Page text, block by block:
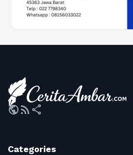
publicrss_feed share
Categories